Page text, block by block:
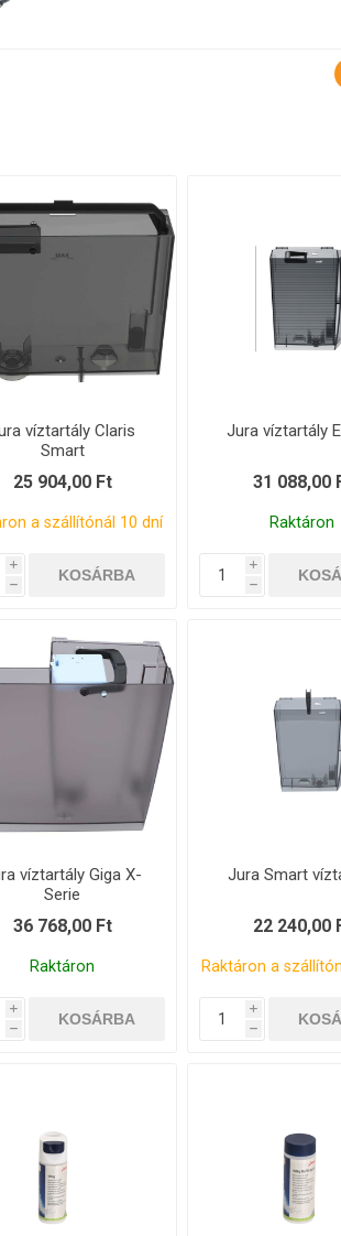
víztartály Claris
Smart
25 904,00 Ft
a szállítónál 10 dní
i
h
Jura víztartály
31 088,00
Raktáron
i
h
víztartály Giga X-
Serie
36 768,00 Ft
Raktáron
i
h
Jura Smart
22 240,00
Raktáron a
i
h